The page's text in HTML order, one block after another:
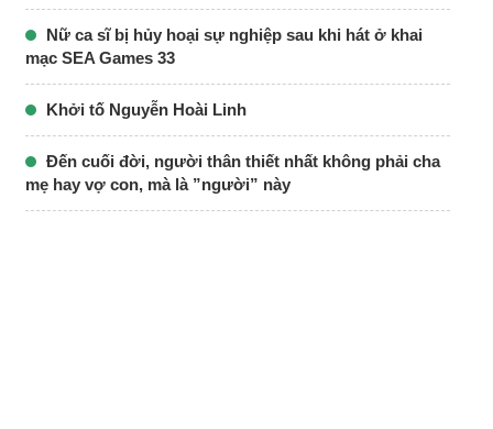
Nữ ca sĩ bị hủy hoại sự nghiệp sau khi hát ở khai
mạc SEA Games 33
Khởi tố Nguyễn Hoài Linh
Đến cuối đời, người thân thiết nhất không phải cha
mẹ hay vợ con, mà là ”người” này